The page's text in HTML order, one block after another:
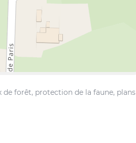
de forêt, protection de la faune, plans